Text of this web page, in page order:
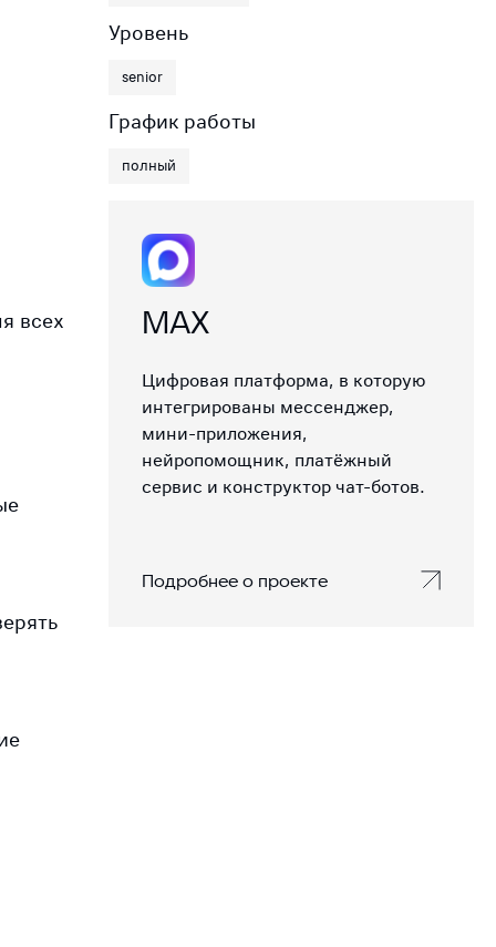
всех
Уровень
senior
График работы
полный
MAX
Цифровая платформа, в которую
интегрированы мессенджер,
мини-приложения,
нейропомощник, платёжный
сервис и конструктор чат-ботов.
Подробнее о проекте